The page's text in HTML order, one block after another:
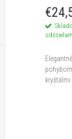
Classic
žensky